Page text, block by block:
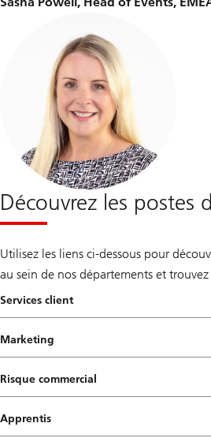
Découvrez les postes
Utilisez les liens ci-dessous pour
au sein de nos départements et
Services client
Marketing
Risque commercial
Apprentis